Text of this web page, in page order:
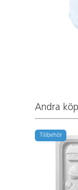
Andra
Tillbehör